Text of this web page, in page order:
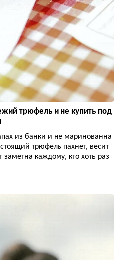
трюфель и не купить под
из банки и не маринованна
трюфель пахнет, весит
заметна каждому, кто хоть раз